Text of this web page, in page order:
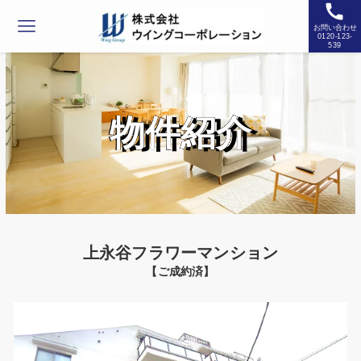
お問い合わせ
0120-123-
539
物件紹介
上永谷フラワーマンション
【ご成約済】